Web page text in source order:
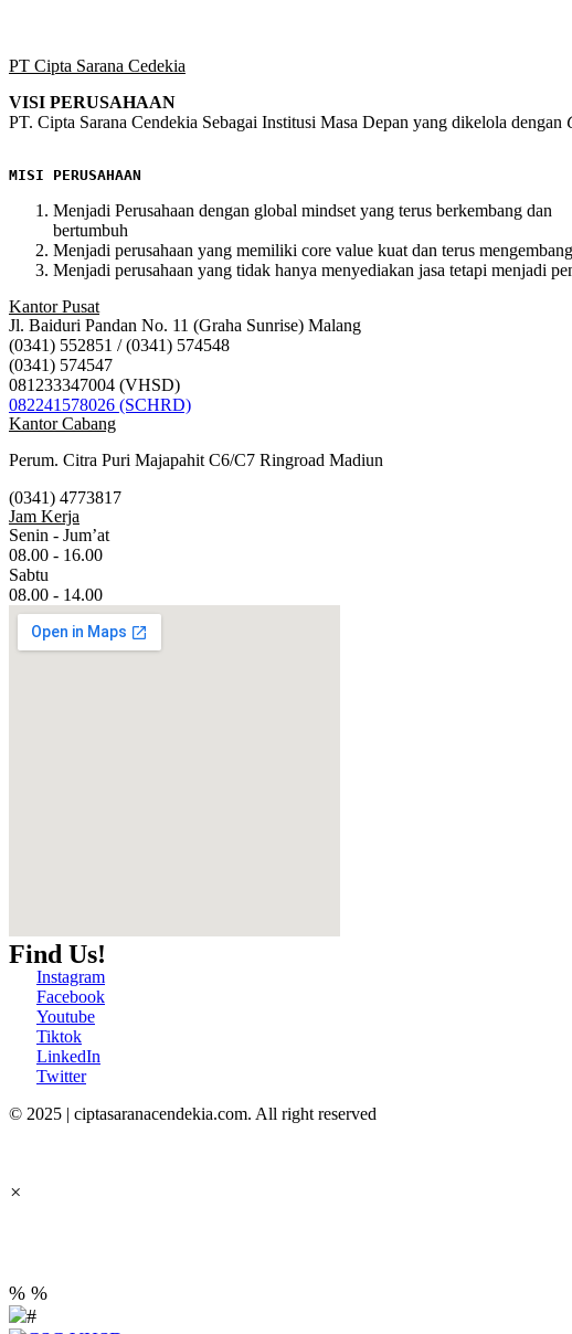
PT Cipta Sarana Cedekia
VISI PERUSAHAAN
PT. Cipta Sarana Cendekia Sebagai Institusi Masa Depan yang dikelola dengan
MISI PERUSAHAAN
Menjadi Perusahaan dengan global mindset yang terus berkembang dan
bertumbuh
Menjadi perusahaan yang memiliki core value kuat dan terus
Menjadi perusahaan yang tidak hanya menyediakan jasa tetapi menjadi
Kantor Pusat
Jl. Baiduri Pandan No. 11 (Graha Sunrise) Malang
(0341) 552851 / (0341) 574548
(0341) 574547
081233347004 (VHSD)
082241578026 (SCHRD)
Kantor Cabang
Perum. Citra Puri Majapahit C6/C7 Ringroad Madiun
(0341) 4773817
Jam Kerja
Senin - Jum’at
08.00 - 16.00
Sabtu
08.00 - 14.00
Find Us!
Instagram
Facebook
Youtube
Tiktok
LinkedIn
Twitter
© 2025 | ciptasaranacendekia.com. All right reserved
×
% %